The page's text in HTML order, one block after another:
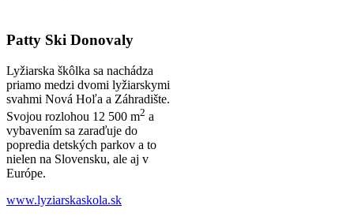
Patty Ski Donovaly
Lyžiarska škôlka sa nachádza
priamo medzi dvomi lyžiarskymi
svahmi Nová Hoľa a Záhradište.
Svojou rozlohou 12 500 m2 a
vybavením sa zaraďuje do
popredia detských parkov a to
nielen na Slovensku, ale aj v
Európe.
www.lyziarskaskola.sk